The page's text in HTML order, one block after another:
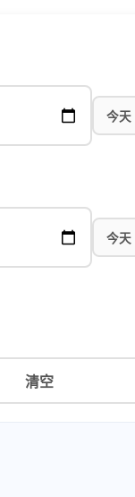
今天
今天
清空